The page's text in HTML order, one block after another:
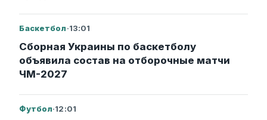
Баскетбол·13:01
Сборная Украины по баскетболу
объявила состав на отборочные матчи
ЧМ-2027
Футбол·12:01